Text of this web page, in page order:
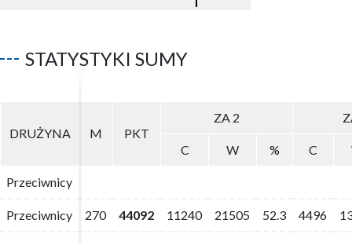
STATYSTYKI SUMY
DRUŻYNA M PKT
ZA 2
C W % C
Przeciwnicy
Przeciwnicy 270 44092 11240 21505 52.3 4496
DRUŻYNA M PKT
ZA 2
C W % C
Przeciwnicy
Przeciwnicy 270 44092 11240 21505 52.3 4496